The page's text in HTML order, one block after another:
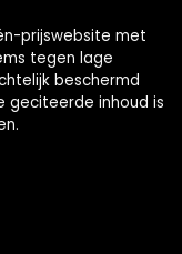
prijswebsite met
tegen lage
beschermd
geciteerde inhoud is